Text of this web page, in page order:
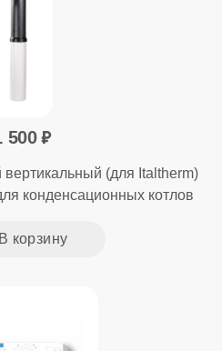
500
вертикальный (для Italtherm)
конденсационных котлов